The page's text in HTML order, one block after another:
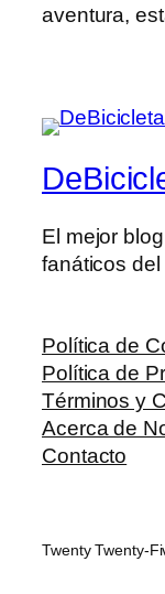
aventura,
El mejor
fanáticos del
Política de
Política de
Términos y
Acerca de
Contacto
Twenty Twenty-